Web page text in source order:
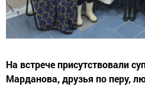
На встрече присутствовали
Марданова, друзья по перу,